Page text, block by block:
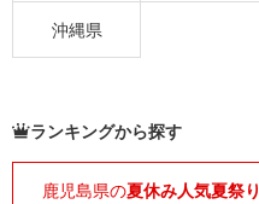
沖縄県
ランキングから探す
鹿児島県の夏休み人気夏祭り